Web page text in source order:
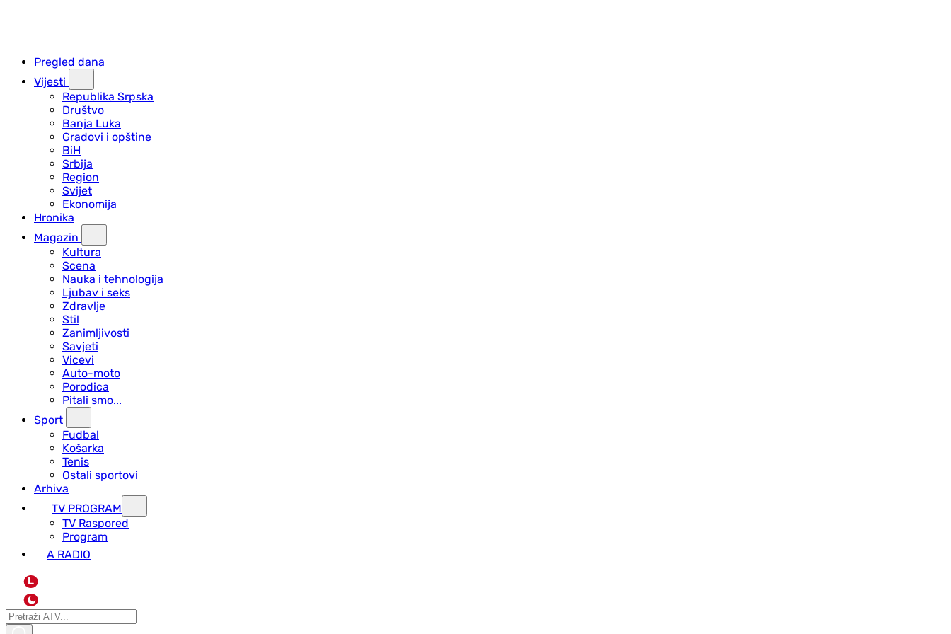
Pregled dana
Vijesti
Republika Srpska
Društvo
Banja Luka
Gradovi i opštine
BiH
Srbija
Region
Svijet
Ekonomija
Hronika
Magazin
Kultura
Scena
Nauka i tehnologija
Ljubav i seks
Zdravlje
Stil
Zanimljivosti
Savjeti
Vicevi
Auto-moto
Porodica
Pitali smo...
Sport
Fudbal
Košarka
Tenis
Ostali sportovi
Arhiva
TV PROGRAM
ТV Raspored
Program
A RADIO
L